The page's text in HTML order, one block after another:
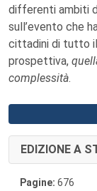
differenti ambiti
sull’evento che
cittadini di tutto il
prospettiva,
complessità.
EDIZIONE A
Pagine: 676